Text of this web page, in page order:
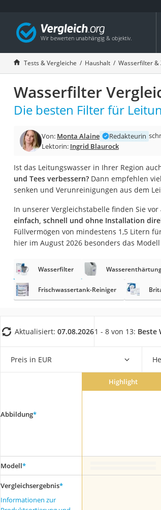
Tests & Vergleiche Haushalt Wasserfilter &
Wasserfilter
Die besten Filter für
Von: Monta Alaine Redakteurin
Lektorin: Ingrid Blaurock
Ist das Leitungswasser in Ihrer Region
und Tees verbessern?Dann empfehlen
senken und Verunreinigungen aus dem
In unserer Vergleichstabelle finden Sie
einfach, schnell und ohne Installation
Füllvermögen von mindestens 1,5 Litern
hier im August 2026 besonders das Modell
Wasserfilter
Frischwassertank-Reiniger
Aktualisiert: 07.08.20261 - 8 von 13: Beste
Preis in EUR
Abbildung*
Highlight
Modell*
Vergleichsergebnis*
Informationen zur